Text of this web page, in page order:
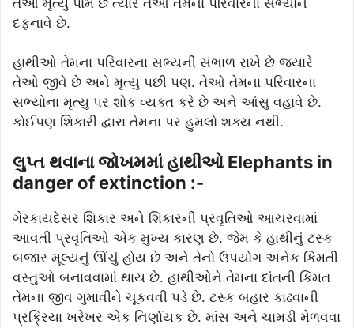
દફનાવે છે.
હાથીઓ તેમના પરિવારના સભ્યની સંભાળ રાખે છે જ્યારે
તેઓ જીવે છે અને મૃત્યુ પછી પણ. તેઓ તેમના પરિવારના
સભ્યોના મૃત્યુ પર શોક વ્યક્ત કરે છે અને આંસુ વહાવે છે.
કોઈપણ શિકારી દ્વારા તેમના પર હુમલો શક્ય નથી.
લુપ્ત થવાના જોખમમાં હાથીઓ Elephants in
danger of extinction :-
ગેરકાયદેસર શિકાર અને શિકારની પ્રવૃતિઓ આચરવામાં
આવતી પ્રવૃતિઓ એક મુખ્ય કારણ છે. જેમ કે હાથીનું ટસ્ક
બજાર મૂલ્યનું ઊંચું હોય છે અને તેનો ઉપયોગ અનેક કિંમતી
વસ્તુઓ બનાવવામાં થાય છે. હાથીઓને તેમના દાંતની કિંમત
તેમના જીવ ગુમાવીને ચૂકવવી પડે છે. ટસ્ક બહાર કાઢવાની
પ્રક્રિયા ખરેખર એક નિર્ણાયક છે. માંસ અને ચામડી મેળવવા